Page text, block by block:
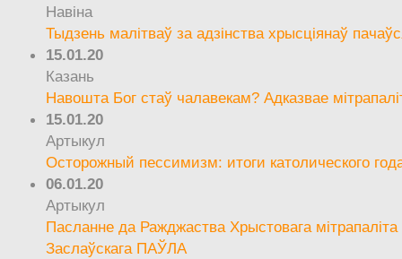
Навіна
Тыдзень малітваў за адзінства хрысціянаў
15.01.20
Казань
Навошта Бог стаў чалавекам? Адказвае
15.01.20
Артыкул
Осторожный пессимизм: итоги католического
06.01.20
Артыкул
Пасланне да Ражджаства Хрыстовага мітрапаліта
Заслаўскага ПАЎЛА